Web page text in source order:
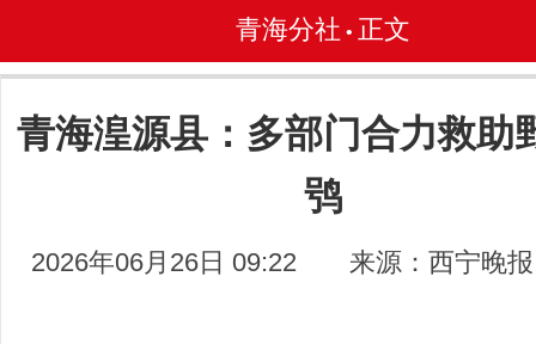
青海分社 • 正文
青海湟源县：多部门合力救助
鸮
2026年06月26日 09:22 来源：西宁晚报